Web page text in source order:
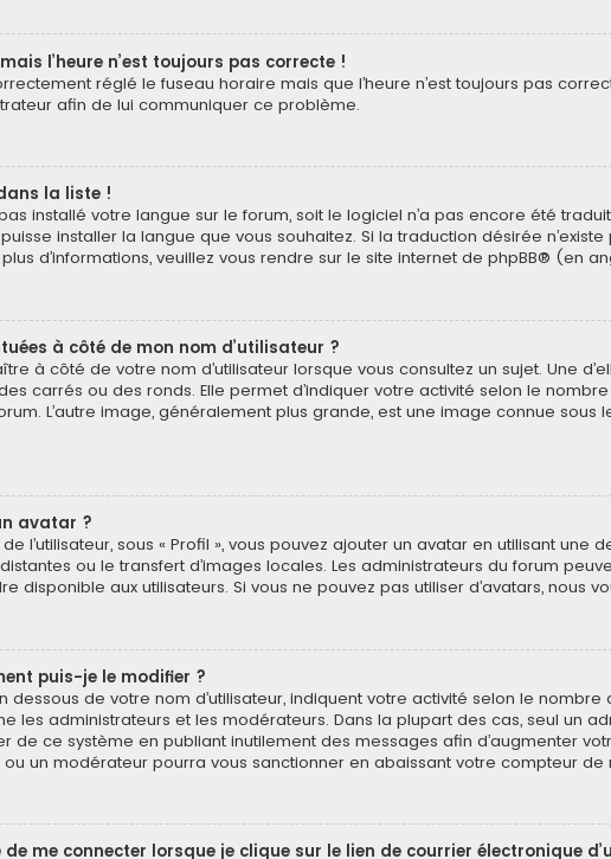
l’heure n’est toujours pas correcte !
réglé le fuseau horaire mais que l’heure n’est toujours pas
afin de lui communiquer ce problème.
la liste !
installé votre langue sur le forum, soit le logiciel n’a pas encore été
puisse installer la langue que vous souhaitez. Si la traduction désirée
d’informations, veuillez vous rendre sur le site internet de phpBB® (en
à côté de mon nom d’utilisateur ?
à côté de votre nom d’utilisateur lorsque vous consultez un sujet. Une
carrés ou des ronds. Elle permet d’indiquer votre activité selon le
L’autre image, généralement plus grande, est une image connue
avatar ?
l’utilisateur, sous « Profil », vous pouvez ajouter un avatar en utilisant une
ou le transfert d’images locales. Les administrateurs du forum
disponible aux utilisateurs. Si vous ne pouvez pas utiliser d’avatars, nous
puis-je le modifier ?
dessous de votre nom d’utilisateur, indiquent votre activité selon le
les administrateurs et les modérateurs. Dans la plupart des cas, seul un
de ce système en publiant inutilement des messages afin d’augmenter
un modérateur pourra vous sanctionner en abaissant votre compteur de
me connecter lorsque je clique sur le lien de courrier électronique